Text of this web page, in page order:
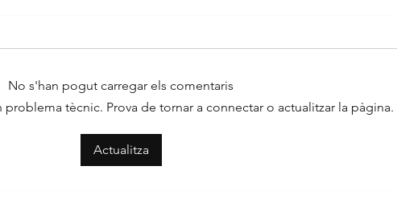
Coques de Revetlla de
Sant Joan i Sant Pere de
No s'han pogut carregar els comentaris
tècnic. Prova de tornar a connectar o actualitzar la pàgina.
Actualitza